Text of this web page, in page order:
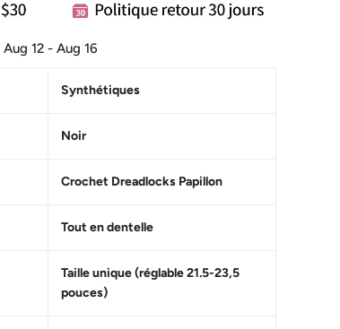
Aug 12 - Aug 16
Synthétiques
Noir
Crochet Dreadlocks Papillon
Tout en dentelle
Taille unique (réglable 21.5-23,5
pouces)